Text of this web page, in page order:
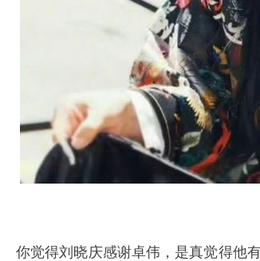
你觉得刘晓庆感谢卓伟，是真觉得他